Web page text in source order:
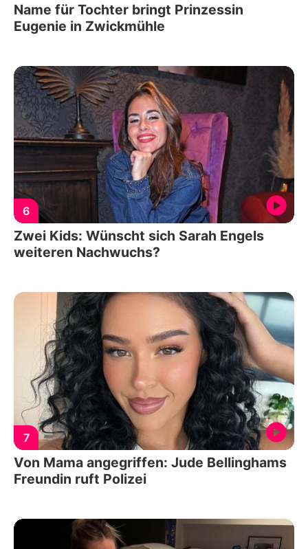
Name für Tochter bringt Prinzessin
Eugenie in Zwickmühle
6
Zwei Kids: Wünscht sich Sarah Engels
weiteren Nachwuchs?
7
Von Mama angegriffen: Jude Bellinghams
Freundin ruft Polizei